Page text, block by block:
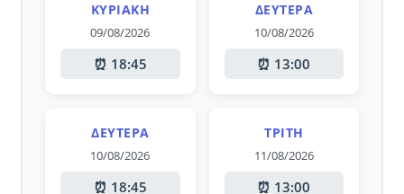
ΚΥΡΙΑΚΉ
09/08/2026
⏰ 18:45
ΔΕΥΤΈΡΑ
10/08/2026
⏰ 13:00
ΔΕΥΤΈΡΑ
10/08/2026
⏰ 18:45
ΤΡΊΤΗ
11/08/2026
⏰ 13:00